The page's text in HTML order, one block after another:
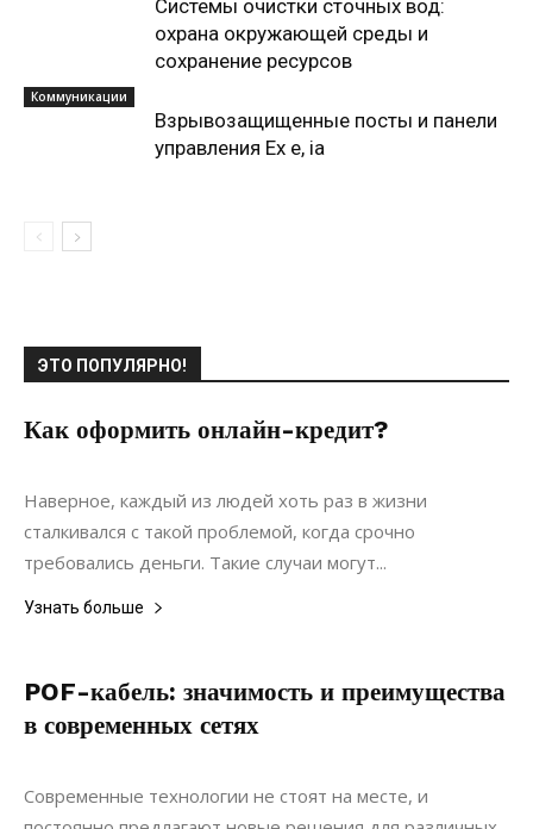
Системы очистки сточных вод:
охрана окружающей среды и
сохранение ресурсов
Коммуникации
Взрывозащищенные посты и панели
управления Ex e, ia
ЭТО ПОПУЛЯРНО!
Как оформить онлайн-кредит?
12.04.2019
Наверное, каждый из людей хоть раз в жизни
сталкивался с такой проблемой, когда срочно
требовались деньги. Такие случаи могут...
Узнать больше
POF-кабель: значимость и преимущества
в современных сетях
20.06.2022
Современные технологии не стоят на месте, и